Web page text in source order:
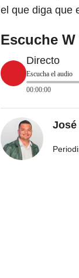
el que diga que
Escuche
Directo
Escucha el audio
00:00:00
José